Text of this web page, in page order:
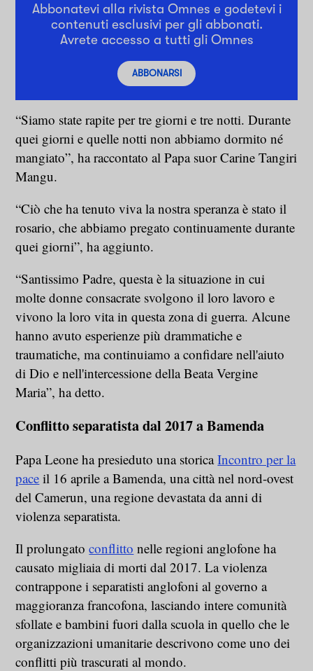
Abbonatevi alla rivista Omnes e godetevi i
contenuti esclusivi per gli abbonati.
Avrete accesso a tutti gli Omnes
ABBONARSI
“Siamo state rapite per tre giorni e tre notti. Durante
quei giorni e quelle notti non abbiamo dormito né
mangiato”, ha raccontato al Papa suor Carine Tangiri
Mangu.
“Ciò che ha tenuto viva la nostra speranza è stato il
rosario, che abbiamo pregato continuamente durante
quei giorni”, ha aggiunto.
“Santissimo Padre, questa è la situazione in cui
molte donne consacrate svolgono il loro lavoro e
vivono la loro vita in questa zona di guerra. Alcune
hanno avuto esperienze più drammatiche e
traumatiche, ma continuiamo a confidare nell'aiuto
di Dio e nell'intercessione della Beata Vergine
Maria”, ha detto.
Conflitto separatista dal 2017 a Bamenda
Papa Leone ha presieduto una storicaIncontro per la
pace il 16 aprile a Bamenda, una città nel nord-ovest
del Camerun, una regione devastata da anni di
violenza separatista.
Il prolungatoconflitto nelle regioni anglofone ha
causato migliaia di morti dal 2017. La violenza
contrappone i separatisti anglofoni al governo a
maggioranza francofona, lasciando intere comunità
sfollate e bambini fuori dalla scuola in quello che le
organizzazioni umanitarie descrivono come uno dei
conflitti più trascurati al mondo.